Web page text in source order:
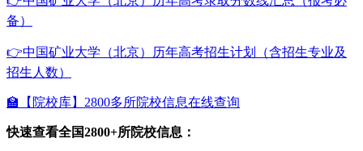
备）
👉中国矿业大学（北京）历年高考招生计划（含招生专业及
招生人数）
🏫【院校库】2800多所院校信息在线查询
快速查看全国2800+所院校信息：